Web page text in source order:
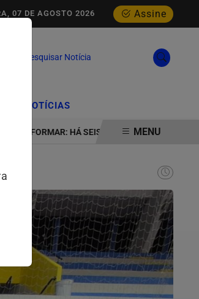
Assine
07 DE AGOSTO 2026
Pesquisar Notícia
NOTÍCIAS
FORMAR: HÁ SEIS DÉCADAS TRANSFORMANDO
MENU